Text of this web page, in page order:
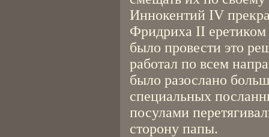
Иннокентий IV
Фридриха II еретиком
было провести это
работал по всем
было разослано
специальных
посулами
сторону папы.